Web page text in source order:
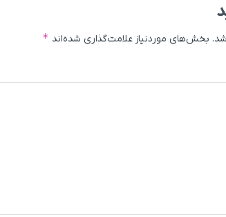
بخش‌های موردنیاز علامت‌گذاری شده‌اند *